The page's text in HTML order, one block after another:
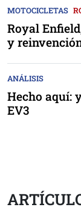
MOTOCICLETAS
Royal
y
ANÁLISIS
Hecho aquí:
EV3